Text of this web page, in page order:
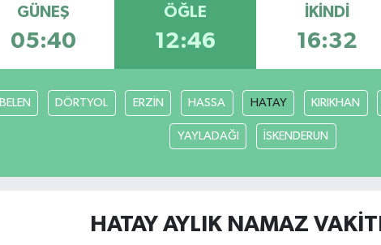
GÜNEŞ
05:40
ÖĞLE
12:46
İKINDI
16:32
BELEN DÖRTYOL ERZİN HASSA HATAY KIRIKHAN
YAYLADAĞI İSKENDERUN
HATAY AYLIK NAMAZ